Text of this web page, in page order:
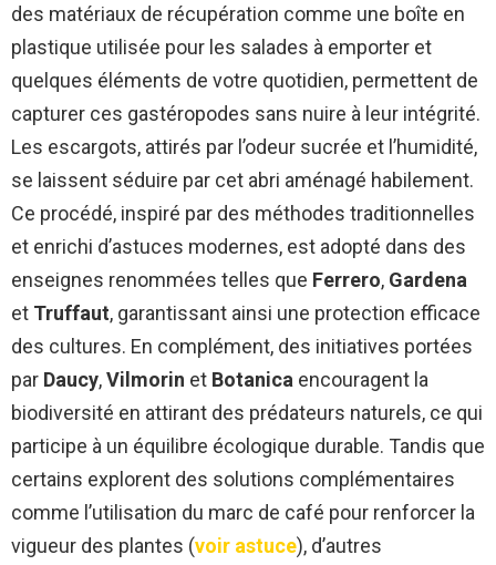
des matériaux de récupération comme une boîte en
plastique utilisée pour les salades à emporter et
quelques éléments de votre quotidien, permettent de
capturer ces gastéropodes sans nuire à leur intégrité.
Les escargots, attirés par l’odeur sucrée et l’humidité,
se laissent séduire par cet abri aménagé habilement.
Ce procédé, inspiré par des méthodes traditionnelles
et enrichi d’astuces modernes, est adopté dans des
enseignes renommées telles que Ferrero, Gardena
et Truffaut, garantissant ainsi une protection efficace
des cultures. En complément, des initiatives portées
par Daucy,Vilmorin et Botanica encouragent la
biodiversité en attirant des prédateurs naturels, ce qui
participe à un équilibre écologique durable. Tandis que
certains explorent des solutions complémentaires
comme l’utilisation du marc de café pour renforcer la
vigueur des plantes (voir astuce), d’autres